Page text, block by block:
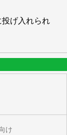
投げ入れられ
け